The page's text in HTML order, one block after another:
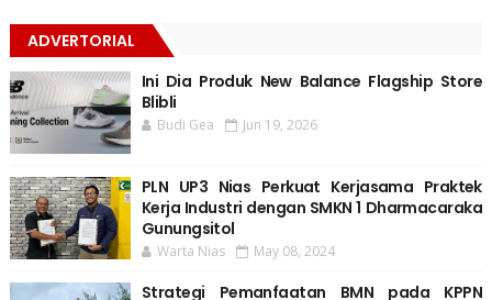
ADVERTORIAL
Ini Dia Produk New Balance Flagship Store
Blibli
Budi Gea Jun 19, 2026
PLN UP3 Nias Perkuat Kerjasama Praktek
Kerja Industri dengan SMKN 1 Dharmacaraka
Gunungsitol
Warta Nias May 08, 2024
Strategi Pemanfaatan BMN pada KPPN